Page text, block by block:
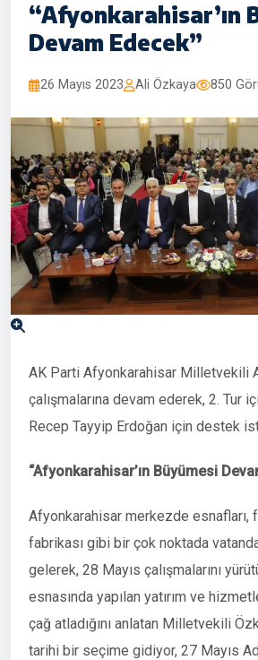
“Afyonkarahisar’ın
Devam Edecek”
26 Mayıs 2023 Ali Özkaya 850
AK Parti Afyonkarahisar Milletvekili
çalışmalarına devam ederek, 2. Tur
Recep Tayyip Erdoğan için destek
“Afyonkarahisar’ın Büyümesi
Afyonkarahisar merkezde esnafları,
fabrikası gibi bir çok noktada
gelerek, 28 Mayıs çalışmalarını
esnasında yapılan yatırım ve
çağ atladığını anlatan Milletvekili
tarihi bir seçime gidiyor, 27 Mayıs